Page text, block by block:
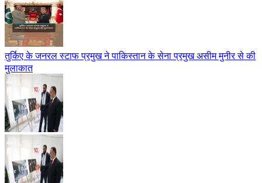
तुर्किए के जनरल स्टाफ प्रमुख ने पाकिस्तान के सेना प्रमुख असीम मुनीर से की
मुलाकात